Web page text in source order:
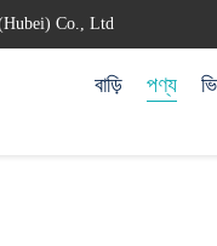
Co., Ltd
বাড়ি পণ্য